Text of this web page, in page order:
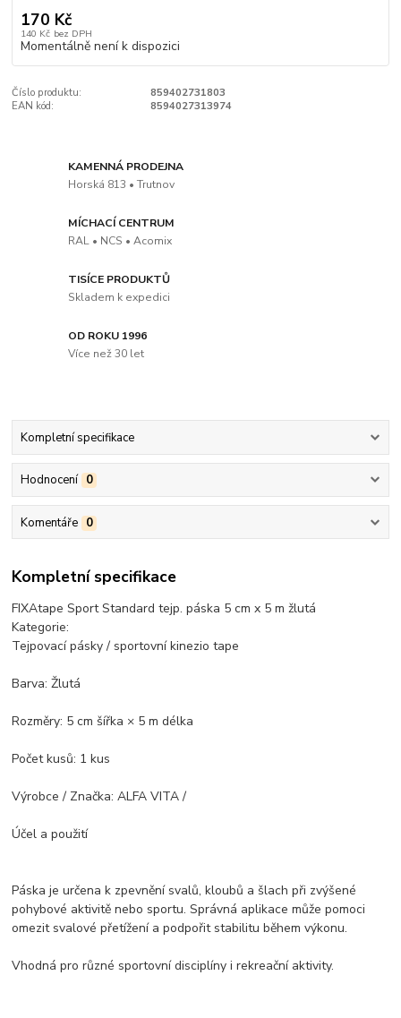
170 Kč
140 Kč bez DPH
Momentálně není k dispozici
Číslo produktu:
859402731803
EAN kód:
8594027313974
KAMENNÁ PRODEJNA
Horská 813 • Trutnov
MÍCHACÍ CENTRUM
RAL • NCS • Acomix
TISÍCE PRODUKTŮ
Skladem k expedici
OD ROKU 1996
Více než 30 let
Kompletní specifikace
Hodnocení 0
Komentáře 0
Kompletní specifikace
FIXAtape Sport Standard tejp. páska 5 cm x 5 m žlutá
Kategorie:
Tejpovací pásky / sportovní kinezio tape
Barva: Žlutá
Rozměry: 5 cm šířka × 5 m délka
Počet kusů: 1 kus
Výrobce / Značka: ALFA VITA /
Účel a použití
Páska je určena k zpevnění svalů, kloubů a šlach při zvýšené
pohybové aktivitě nebo sportu. Správná aplikace může pomoci
omezit svalové přetížení a podpořit stabilitu během výkonu.
Vhodná pro různé sportovní disciplíny i rekreační aktivity.